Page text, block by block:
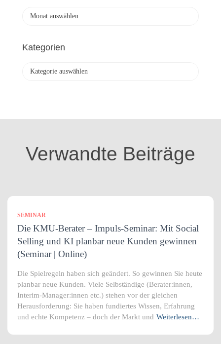
h
Kategorien
o
Verwandte Beiträge
SEMINAR
Die KMU-Berater – Impuls-Seminar: Mit Social
Selling und KI planbar neue Kunden gewinnen
(Seminar | Online)
Die Spielregeln haben sich geändert. So gewinnen Sie heute
planbar neue Kunden. Viele Selbständige (Berater:innen,
Interim-Manager:innen etc.) stehen vor der gleichen
Herausforderung: Sie haben fundiertes Wissen, Erfahrung
und echte Kompetenz – doch der Markt und Weiterlesen…